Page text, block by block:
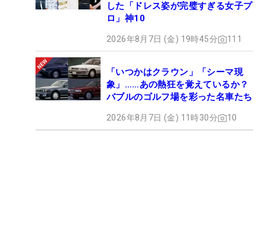
した「ドレス姿が完璧すぎる女子プ
ロ」神10
2026年8月7日 (金) 19時45分 111
「いつかはクラウン」「シーマ現
象」……あの熱狂を覚えているか？
バブルのゴルフ場を彩った名車たち
2026年8月7日 (金) 11時30分 10